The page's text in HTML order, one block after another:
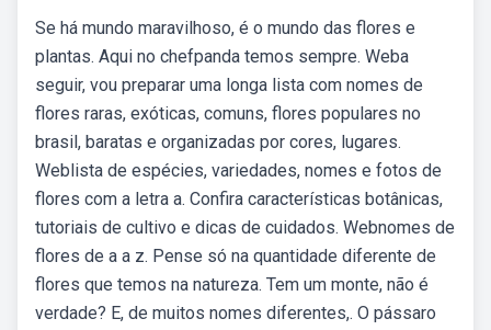
Se há mundo maravilhoso, é o mundo das flores e
plantas. Aqui no chefpanda temos sempre. Weba
seguir, vou preparar uma longa lista com nomes de
flores raras, exóticas, comuns, flores populares no
brasil, baratas e organizadas por cores, lugares.
Weblista de espécies, variedades, nomes e fotos de
flores com a letra a. Confira características botânicas,
tutoriais de cultivo e dicas de cuidados. Webnomes de
flores de a a z. Pense só na quantidade diferente de
flores que temos na natureza. Tem um monte, não é
verdade? E, de muitos nomes diferentes,. O pássaro